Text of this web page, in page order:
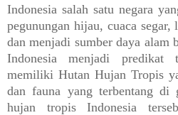
Indonesia salah satu negara
pegunungan hijau, cuaca
dan menjadi sumber daya alam
Indonesia menjadi
memiliki Hutan Hujan Tropis
dan fauna yang terbentang di
hujan tropis Indonesia